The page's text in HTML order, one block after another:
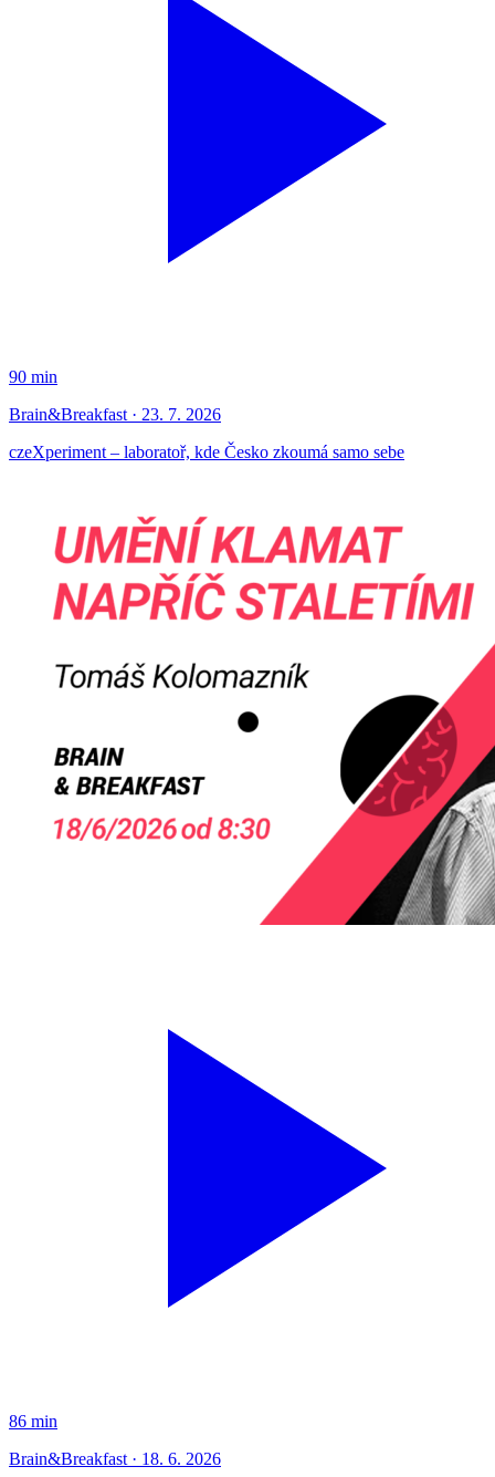
90 min
Brain&Breakfast · 23. 7. 2026
czeXperiment – laboratoř, kde Česko zkoumá samo sebe
86 min
Brain&Breakfast · 18. 6. 2026